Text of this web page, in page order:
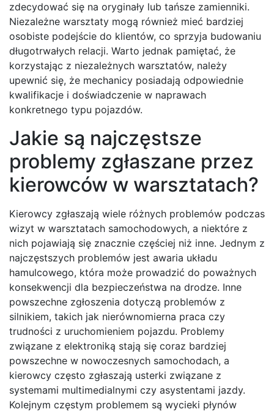
zdecydować się na oryginały lub tańsze zamienniki.
Niezależne warsztaty mogą również mieć bardziej
osobiste podejście do klientów, co sprzyja budowaniu
długotrwałych relacji. Warto jednak pamiętać, że
korzystając z niezależnych warsztatów, należy
upewnić się, że mechanicy posiadają odpowiednie
kwalifikacje i doświadczenie w naprawach
konkretnego typu pojazdów.
Jakie są najczęstsze
problemy zgłaszane przez
kierowców w warsztatach?
Kierowcy zgłaszają wiele różnych problemów podczas
wizyt w warsztatach samochodowych, a niektóre z
nich pojawiają się znacznie częściej niż inne. Jednym z
najczęstszych problemów jest awaria układu
hamulcowego, która może prowadzić do poważnych
konsekwencji dla bezpieczeństwa na drodze. Inne
powszechne zgłoszenia dotyczą problemów z
silnikiem, takich jak nierównomierna praca czy
trudności z uruchomieniem pojazdu. Problemy
związane z elektroniką stają się coraz bardziej
powszechne w nowoczesnych samochodach, a
kierowcy często zgłaszają usterki związane z
systemami multimedialnymi czy asystentami jazdy.
Kolejnym częstym problemem są wycieki płynów